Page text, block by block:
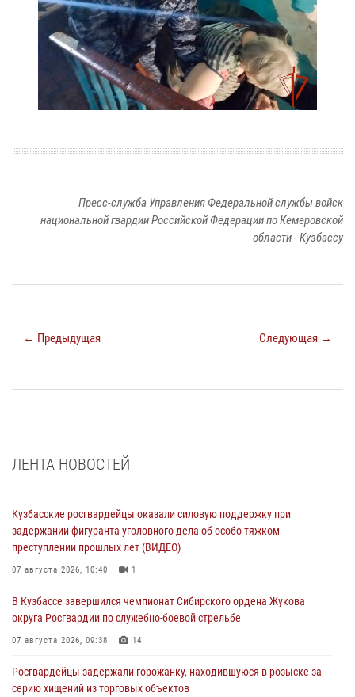
Пресс-служба Управления Федеральной службы войск
национальной гвардии Российской Федерации по Кемеровской
области - Кузбассу
← Предыдущая Следующая →
ЛЕНТА НОВОСТЕЙ
Кузбасские росгвардейцы оказали силовую поддержку при
задержании фигуранта уголовного дела об особо тяжком
преступлении прошлых лет (ВИДЕО)
07 августа 2026, 10:40 1
В Кузбассе завершился чемпионат Сибирского ордена Жукова
округа Росгвардии по служебно-боевой стрельбе
07 августа 2026, 09:38 14
Росгвардейцы задержали горожанку, находившуюся в розыске за
серию хищений из торговых объектов